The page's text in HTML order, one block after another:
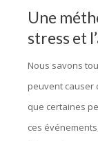
Une
stress et
Nous savons
peuvent causer
que certaines
ces